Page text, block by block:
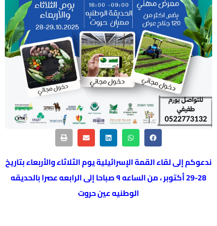
ندعوكم إلى لقاء القمة الإسرائيلية يوم الثلاثاء والأربعاء بتاريخ
28-29 أكتوبر ، من الساعه ٩ صباحا إلى الرابعه عصرا بالحديقه
الوطنيه عين حروت